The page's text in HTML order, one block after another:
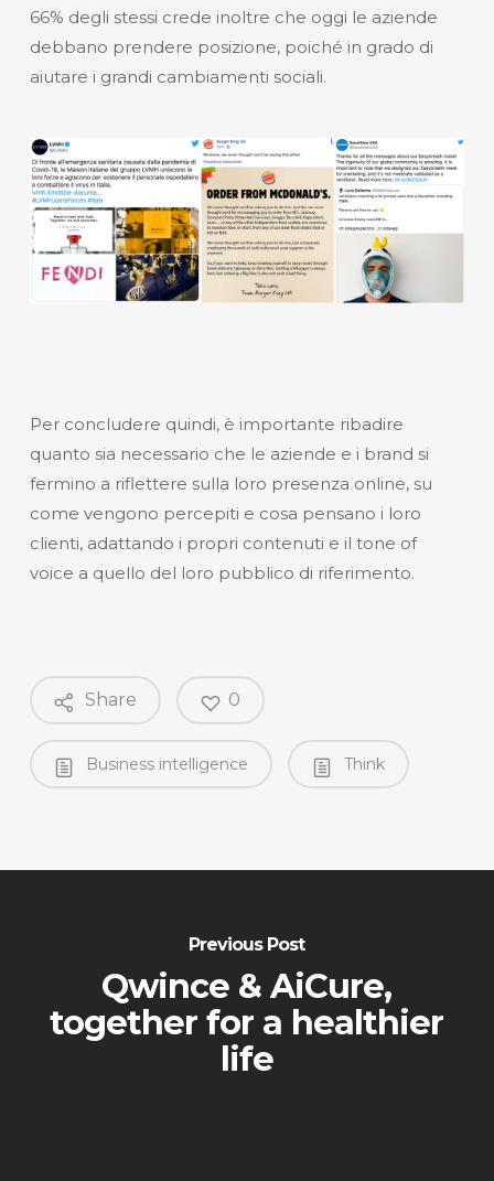
66% degli stessi crede inoltre che oggi le aziende
debbano prendere posizione, poiché in grado di
aiutare i grandi cambiamenti sociali.
Per concludere quindi, è importante ribadire
quanto sia necessario che le aziende e i brand si
fermino a riflettere sulla loro presenza online, su
come vengono percepiti e cosa pensano i loro
clienti, adattando i propri contenuti e il tone of
voice a quello del loro pubblico di riferimento.
Share 0
Business intelligence Think
Previous Post
Qwince & AiCure,
together for a healthier
life